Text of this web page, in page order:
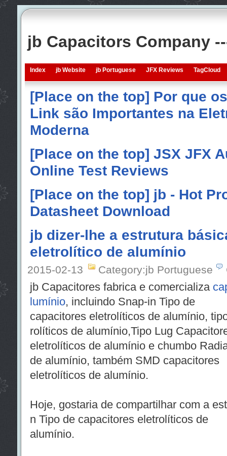
jb Capacitors Company
Index jb Website jb Portuguese JFX Reviews TagCloud
[Place on the top] Por que
Link são Importantes na
Moderna
[Place on the top] JSX JFX
Online Test Reviews
[Place on the top] jb - Hot
Datasheet Download
jb dizer-lhe a estrutura
eletrolítico de alumínio
2015-02-13 Category:jb Portuguese
jb Capacitores fabrica e comercializa
lumínio, incluindo Snap-in Tipo de
capacitores eletrolíticos de alumínio,
rolíticos de alumínio,Tipo Lug
eletrolíticos de alumínio e chumbo
de alumínio, também SMD capacitores
eletrolíticos de alumínio.
Hoje, gostaria de compartilhar com a
n Tipo de capacitores eletrolíticos de
alumínio.